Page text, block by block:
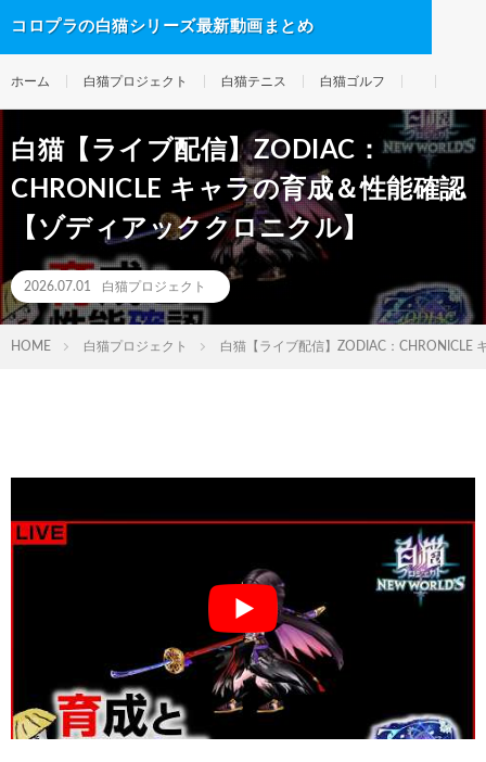
コロプラの白猫シリーズ最新動画まとめ
ホーム 白猫プロジェクト 白猫テニス 白猫ゴルフ
白猫【ライブ配信】ZODIAC：
CHRONICLE キャラの育成＆性能確認
【ゾディアッククロニクル】
2026.07.01 白猫プロジェクト
HOME 白猫プロジェクト 白猫【ライブ配信】ZODIAC：CHRONICLE